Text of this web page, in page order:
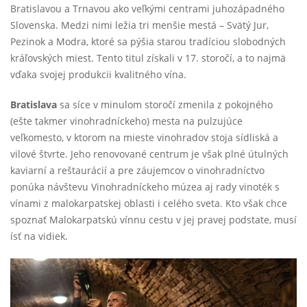
Bratislavou a Trnavou ako veľkými centrami juhozápadného
Slovenska. Medzi nimi ležia tri menšie mestá – Svätý Jur,
Pezinok a Modra, ktoré sa pýšia starou tradíciou slobodných
kráľovských miest. Tento titul získali v 17. storočí, a to najmä
vďaka svojej produkcii kvalitného vína.
Bratislava sa síce v minulom storočí zmenila z pokojného
(ešte takmer vinohradníckeho) mesta na pulzujúce
veľkomesto, v ktorom na mieste vinohradov stoja sídliská a
vilové štvrte. Jeho renovované centrum je však plné útulných
kaviarní a reštaurácií a pre záujemcov o vinohradníctvo
ponúka návštevu Vinohradníckeho múzea aj rady vinoték s
vínami z malokarpatskej oblasti i celého sveta. Kto však chce
spoznať Malokarpatskú vínnu cestu v jej pravej podstate, musí
ísť na vidiek.